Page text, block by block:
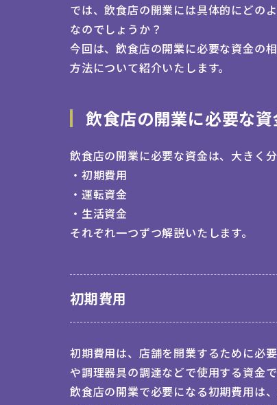
では、飲食店の開業には具体的にどの
なのでしょうか？
今回は、飲食店の開業に必要な資金の
方法について紹介いたします。
飲食店の開業に必要な資
飲食店の開業に必要な資金は、大きく
・初期費用
・ 運転資金
・ 生活資金
それぞれ一つずつ解説いたします。
初期費用
初期費用は、店舗を開業するために必
や調理器具の調達などで使用する資金で
飲食店の開業で必要になる初期費用は